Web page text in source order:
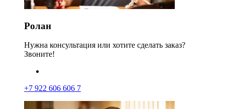
Ролан
Нужна консультация или хотите сделать заказ?
Звоните!
+7 922 606 606 7